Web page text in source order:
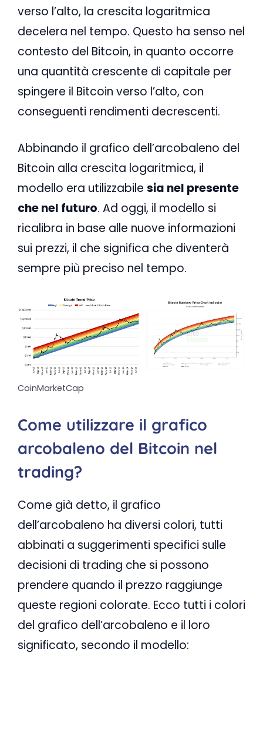
verso l’alto, la crescita logaritmica
decelera nel tempo. Questo ha senso nel
contesto del Bitcoin, in quanto occorre
una quantità crescente di capitale per
spingere il Bitcoin verso l’alto, con
conseguenti rendimenti decrescenti.
Abbinando il grafico dell’arcobaleno del
Bitcoin alla crescita logaritmica, il
modello era utilizzabile sia nel presente
che nel futuro. Ad oggi, il modello si
ricalibra in base alle nuove informazioni
sui prezzi, il che significa che diventerà
sempre più preciso nel tempo.
CoinMarketCap
Come utilizzare il grafico
arcobaleno del Bitcoin nel
trading?
Come già detto, il grafico
dell’arcobaleno ha diversi colori, tutti
abbinati a suggerimenti specifici sulle
decisioni di trading che si possono
prendere quando il prezzo raggiunge
queste regioni colorate. Ecco tutti i colori
del grafico dell’arcobaleno e il loro
significato, secondo il modello: